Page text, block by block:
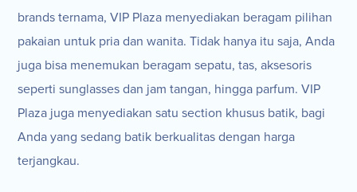
brands ternama, VIP Plaza menyediakan beragam pilihan
pakaian untuk pria dan wanita. Tidak hanya itu saja, Anda
juga bisa menemukan beragam sepatu, tas, aksesoris
seperti sunglasses dan jam tangan, hingga parfum. VIP
Plaza juga menyediakan satu section khusus batik, bagi
Anda yang sedang batik berkualitas dengan harga
terjangkau.